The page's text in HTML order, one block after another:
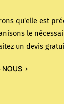
qu'elle est
le
un devis
>